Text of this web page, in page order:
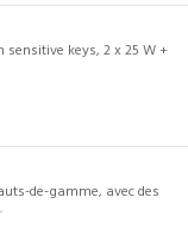
keys, 2 x 25 W +
de-gamme, avec des